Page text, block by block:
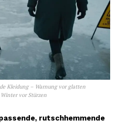
Kleidung – Warnung vor glatten
vor Stürzen
rutschhemmende